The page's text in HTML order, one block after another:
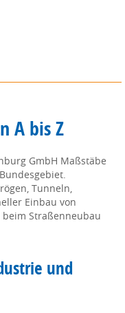
A bis Z
GmbH Maßstäbe
Tunneln,
Einbau von
Straßenneubau
und